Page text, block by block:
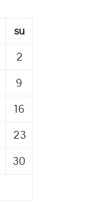
su
2
9
16
23
30